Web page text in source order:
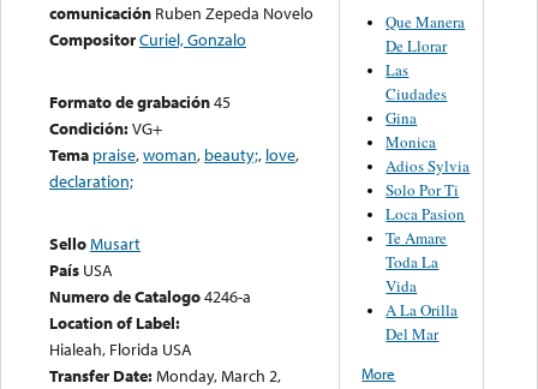
comunicación Ruben Zepeda Novelo
CompositorCuriel, Gonzalo
Formato de grabación45
Condición:VG+
Tema praise,woman, beauty;, love,
declaration;
SelloMusart
País USA
Numero de Catalogo4246-a
Location of Label:
Hialeah, Florida USA
Transfer Date:Monday, March 2,
Que Manera
De Llorar
Las
Ciudades
Gina
Monica
Adios Sylvia
Solo Por Ti
Loca Pasion
Te Amare
Toda La
Vida
A La Orilla
Del Mar
More